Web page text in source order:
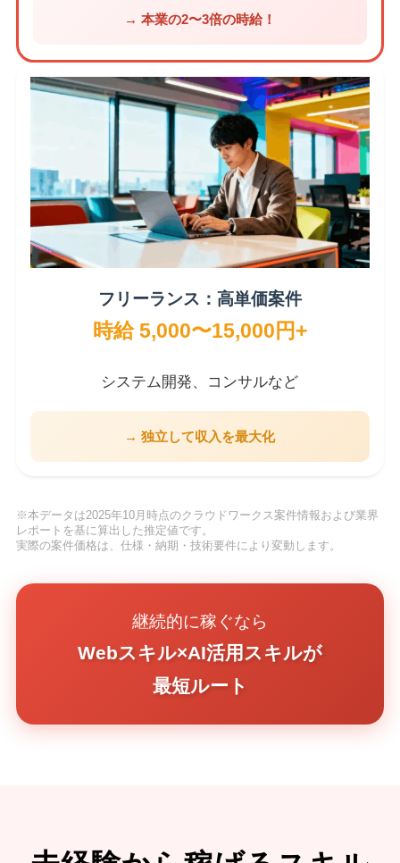
→ 本業の2〜3倍の時給！
フリーランス：高単価案件
時給 5,000〜15,000円+
システム開発、コンサルなど
→ 独立して収入を最大化
※本データは2025年10月時点のクラウドワークス案件情報および業界
レポートを基に算出した推定値です。
実際の案件価格は、仕様・納期・技術要件により変動します。
継続的に稼ぐなら
Webスキル×AI活用スキルが
最短ルート